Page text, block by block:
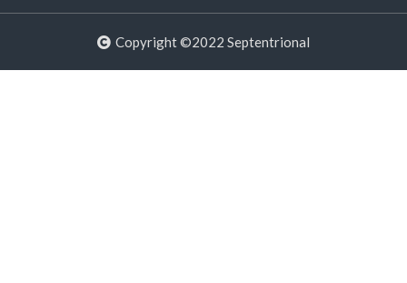
Copyright ©2022 Septentrional